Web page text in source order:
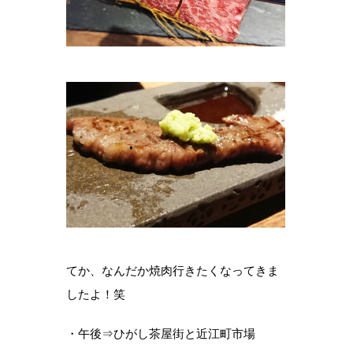
てか、なんだか焼肉行きたくなってきま
したよ！笑
・午後⇒ひがし茶屋街と近江町市場